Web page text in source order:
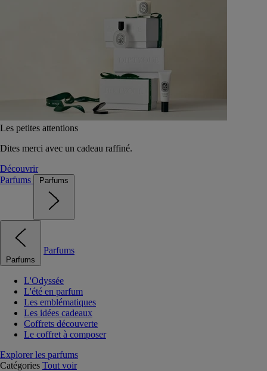
Les petites attentions
Dites merci avec un cadeau raffiné.
Découvrir
Parfums
Parfums
Parfums
Parfums
L'Odyssée
L'été en parfum
Les emblématiques
Les idées cadeaux
Coffrets découverte
Le coffret à composer
Explorer les parfums
Catégories Tout voir